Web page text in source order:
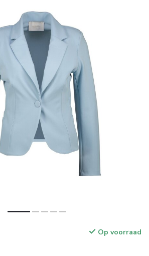
Op voorraad